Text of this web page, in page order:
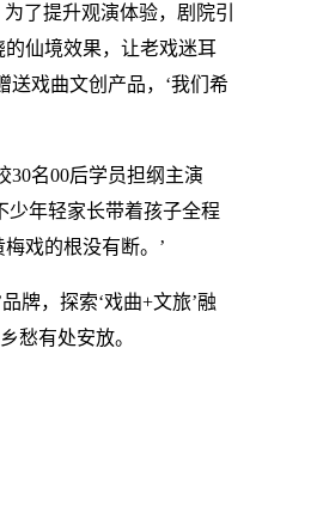
了提升观演体验，剧院引
仙境效果，让老戏迷耳
送戏曲文创产品，‘我们希
30名00后学员担纲主演
少年轻家长带着孩子全程
戏的根没有断。’
牌，探索‘戏曲+文旅’融
愁有处安放。